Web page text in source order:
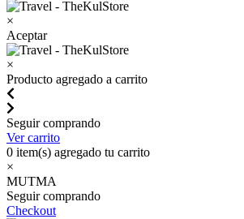
×
Aceptar
×
Producto agregado a carrito
Seguir comprando
Ver carrito
0 item(s) agregado tu carrito
×
MUTMA
Seguir comprando
Checkout